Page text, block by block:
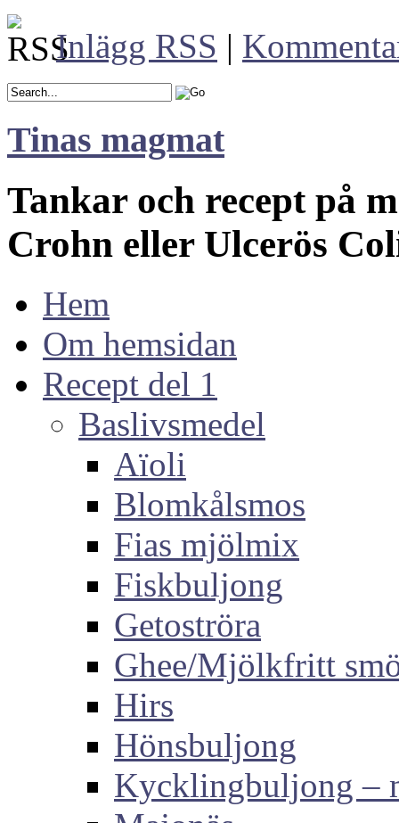
Inlägg RSS |
Tinas magmat
Tankar och recept på
Crohn eller Ulcerös
Hem
Om hemsidan
Recept del 1
Baslivsmedel
Aïoli
Blomkålsmos
Fias mjölmix
Fiskbuljong
Getoströra
Ghee/Mjölkfritt
Hirs
Hönsbuljong
Kycklingbuljong –